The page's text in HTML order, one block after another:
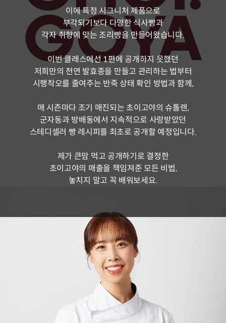
이에 특정 시그니처 제품으로
부각되기보다 다양한 식사빵과
각자 취향에 맞는 조리빵을 만들어왔습니다.
이번 클래스에선 1편에 공개하지 못했던
저희만의 천연 발효종을 만들고 관리하는 법부터
시행착오를 줄여주는 반죽 상태 확인 방법과 함께,
매 시즌마다 조기 매진되는 초이고야의 슈톨렌,
군자동과 방배동에서 지속적으로 사랑받았던
스테디셀러 빵 레시피를 최초로 공개할 예정입니다.
제가 큰맘 먹고 공개하기로 결정한
초이고야의 매출을 책임져준 모든 비법,
놓치지 말고 꼭 배워보세요.